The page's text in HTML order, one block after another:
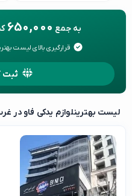
به جمع 650,000
قرارگیری بالای لیست
ثبت
لیست بهترینلوازم یدکی فاو در